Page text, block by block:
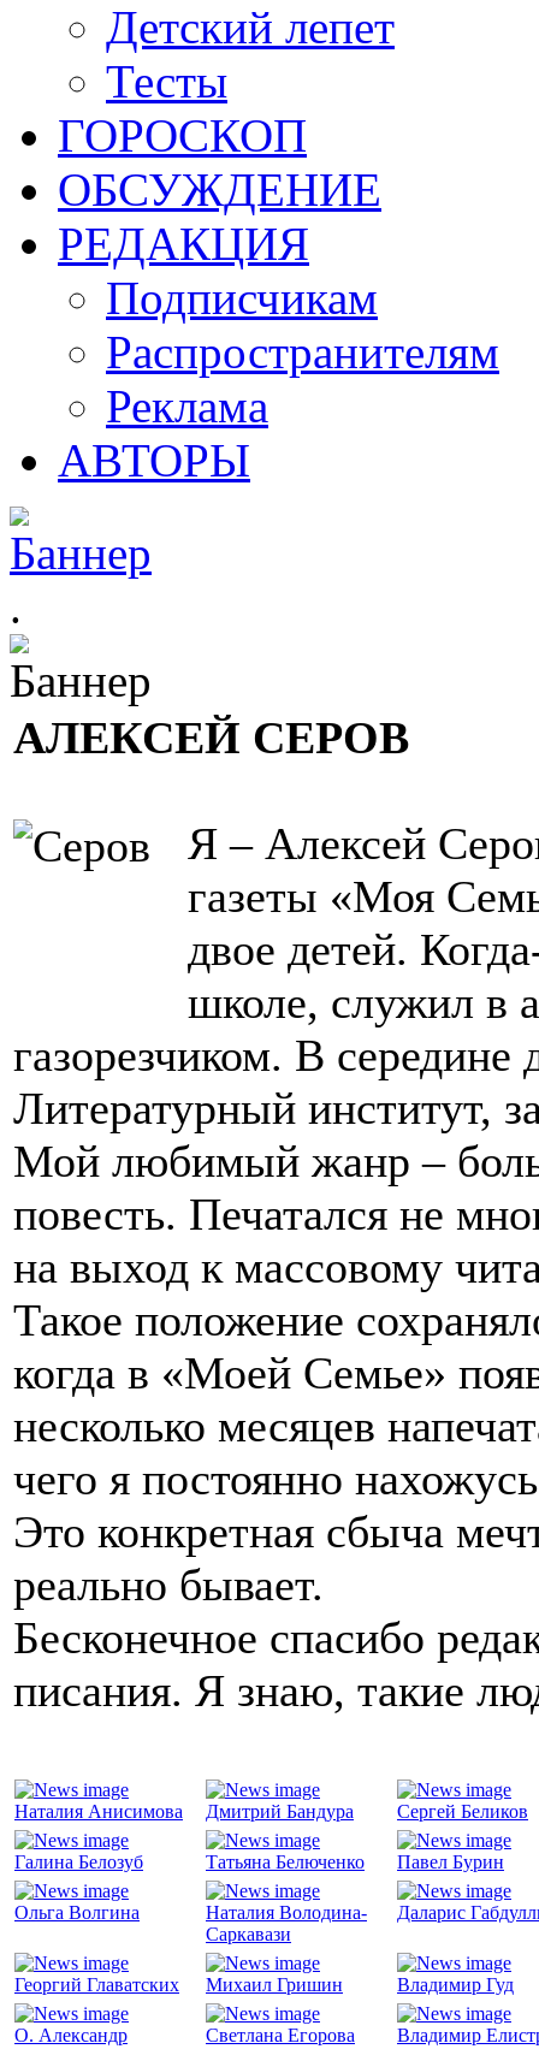
Детский лепет
Тесты
ГОРОСКОП
ОБСУЖДЕНИЕ
РЕДАКЦИЯ
Подписчикам
Распространителям
Реклама
АВТОРЫ
.
АЛЕКСЕЙ СЕРОВ
Я – Алексей
газеты «Моя
двое детей.
школе, служил в
газорезчиком. В середине
Литературный институт,
Мой любимый жанр –
повесть. Печатался не
на выход к массовому
Такое положение
когда в «Моей Семье»
несколько месяцев
чего я постоянно
Это конкретная сбыча
реально бывает.
Бесконечное спасибо
писания. Я знаю, такие
Наталия Анисимова Дмитрий Бандура Сергей Беликов
Галина Белозуб Татьяна Белюченко Павел Бурин
Ольга Волгина
Наталия Володина-
Саркавази
Даларис
Георгий Главатских Михаил Гришин Владимир Гуд
О. Александр
Светлана Егорова Владимир